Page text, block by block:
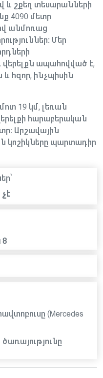
և շքեղ տեսարանների
4090 մետր
անմոռաց
Մեր
ապահովված է,
և հզոր, ինչպիսին
19 կմ, լեռան
հարաբերական
Արշավային
կոշիկները պարտադիր
8
(Mercedes